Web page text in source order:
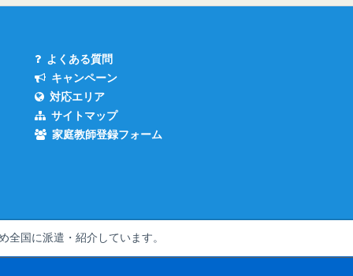
よくある質問
キャンペーン
対応エリア
サイトマップ
家庭教師登録フォーム
全国に派遣・紹介しています。